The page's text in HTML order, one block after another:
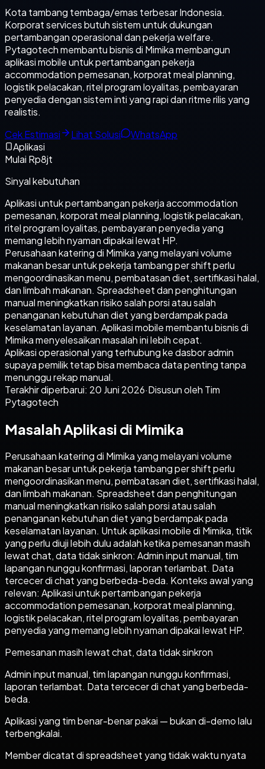
Kota tambang tembaga/emas terbesar Indonesia.
Korporat services butuh sistem untuk dukungan
pertambangan operasional dan pekerja welfare.
Pytagotech membantu bisnis di Mimika membangun
aplikasi mobile untuk pertambangan pekerja
accommodation pemesanan, korporat meal planning,
logistik pelacakan, ritel program loyalitas, pembayaran
penyedia dengan sistem inti yang rapi dan ritme rilis yang
realistis.
Cek Estimasi
Lihat Solusi
WhatsApp
Aplikasi
Mulai Rp8jt
Sinyal kebutuhan
Aplikasi untuk pertambangan pekerja accommodation
pemesanan, korporat meal planning, logistik pelacakan,
ritel program loyalitas, pembayaran penyedia yang
memang lebih nyaman dipakai lewat HP.
Perusahaan katering di Mimika yang melayani volume
makanan besar untuk pekerja tambang per shift perlu
mengoordinasikan menu, pembatasan diet, sertifikasi halal,
dan limbah makanan. Spreadsheet dan penghitungan
manual meningkatkan risiko salah porsi atau salah
penanganan kebutuhan diet yang berdampak pada
keselamatan layanan. Aplikasi mobile membantu bisnis di
Mimika menyelesaikan masalah ini lebih cepat.
Aplikasi operasional yang terhubung ke dasbor admin
supaya pemilik tetap bisa membaca data penting tanpa
menunggu rekap manual.
Terakhir diperbarui: 20 Juni 2026·Disusun oleh Tim
Pytagotech
Masalah Aplikasi di Mimika
Perusahaan katering di Mimika yang melayani volume
makanan besar untuk pekerja tambang per shift perlu
mengoordinasikan menu, pembatasan diet, sertifikasi halal,
dan limbah makanan. Spreadsheet dan penghitungan
manual meningkatkan risiko salah porsi atau salah
penanganan kebutuhan diet yang berdampak pada
keselamatan layanan. Untuk aplikasi mobile di Mimika, titik
yang perlu diuji lebih dulu adalah ketika pemesanan masih
lewat chat, data tidak sinkron: Admin input manual, tim
lapangan nunggu konfirmasi, laporan terlambat. Data
tercecer di chat yang berbeda-beda. Konteks awal yang
relevan: Aplikasi untuk pertambangan pekerja
accommodation pemesanan, korporat meal planning,
logistik pelacakan, ritel program loyalitas, pembayaran
penyedia yang memang lebih nyaman dipakai lewat HP.
Pemesanan masih lewat chat, data tidak sinkron
Admin input manual, tim lapangan nunggu konfirmasi,
laporan terlambat. Data tercecer di chat yang berbeda-
beda.
Aplikasi yang tim benar-benar pakai — bukan di-demo lalu
terbengkalai.
Member dicatat di spreadsheet yang tidak waktu nyata